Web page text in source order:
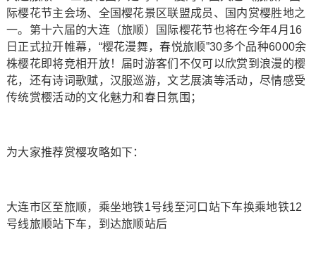
际樱花节主会场、全国樱花景区联盟成员、国内赏樱胜地之
一。第十六届的大连（旅顺）国际樱花节也将在今年4月16
日正式拉开帷幕，“樱花漫舞，春悦旅顺”30多个品种6000余
株樱花即将竞相开放！届时游客们不仅可以欣赏到浪漫的樱
花，还有诗词歌赋，汉服巡游，文艺展演等活动，尽情感受
传统赏樱活动的文化魅力和春日氛围；
为大家推荐赏樱攻略如下：
大连市区至旅顺，乘坐地铁1号线至河口站下车换乘地铁12
号线旅顺站下车，到达旅顺站后